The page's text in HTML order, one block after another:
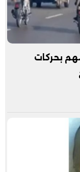
لقيامهم بحركات